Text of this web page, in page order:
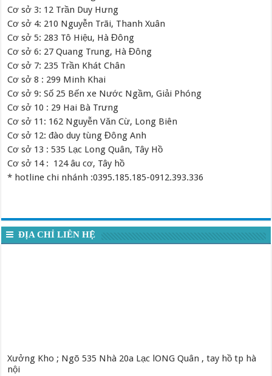
Cơ sở 3: 12 Trần Duy Hưng
Cơ sở 4: 210 Nguyễn Trãi, Thanh Xuân
Cơ sở 5: 283 Tô Hiệu, Hà Đông
Cơ sở 6: 27 Quang Trung, Hà Đông
Cơ sở 7: 235 Trần Khát Chân
Cơ sở 8 : 299 Minh Khai
Cơ sở 9: Số 25 Bến xe Nước Ngầm, Giải Phóng
Cơ sở 10 : 29 Hai Bà Trưng
Cơ sở 11: 162 Nguyễn Văn Cừ, Long Biên
Cơ sở 12: đào duy tùng Đông Anh
Cơ sở 13 : 535 Lạc Long Quân, Tây Hồ
Cơ sở 14 : 124 âu cơ, Tây hồ
* hotline chi nhánh :0395.185.185-0912.393.336
ĐỊA CHỈ LIÊN HỆ
Xưởng Kho ; Ngõ 535 Nhà 20a Lạc lONG Quân , tay hồ tp hà
nội